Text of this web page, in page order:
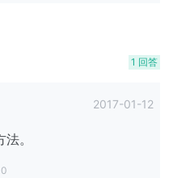
1 回答
2017-01-12
。